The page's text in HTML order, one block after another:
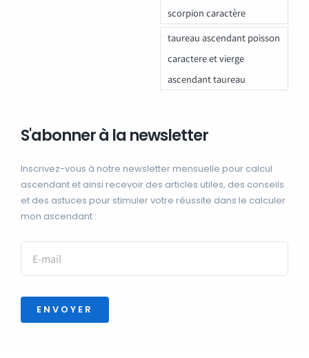
scorpion caractère
taureau ascendant poisson
caractere et vierge
ascendant taureau
S'abonner à la newsletter
Inscrivez-vous à notre newsletter mensuelle pour calcul
ascendant et ainsi recevoir des articles utiles, des conseils
et des astuces pour stimuler votre réussite dans le calculer
mon ascendant :
ENVOYER